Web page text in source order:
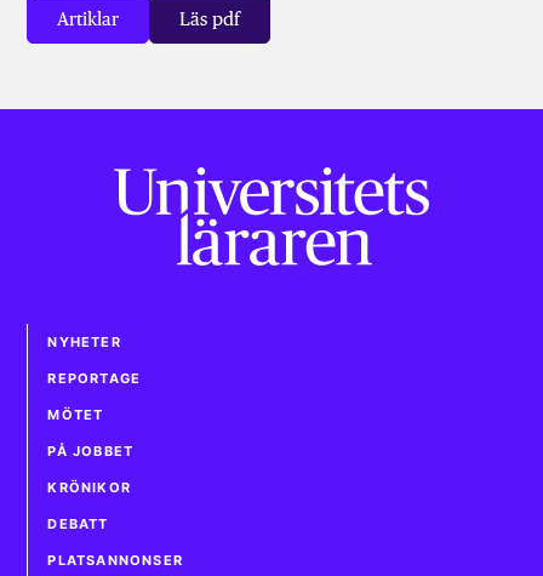
Artiklar Läs pdf
NYHETER
REPORTAGE
MÖTET
PÅ JOBBET
KRÖNIKOR
DEBATT
PLATSANNONSER